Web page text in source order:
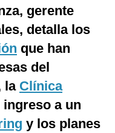
gerente
detalla los
que han
del
la Clínica
ingreso a un
y los planes